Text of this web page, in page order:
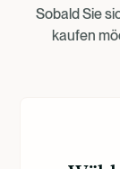
Sobald Sie
kaufen